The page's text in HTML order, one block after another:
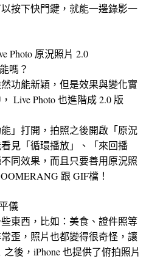
按下快門鍵，就能一邊錄影一
Photo 原況照片 2.0
嗎？
功能新穎，但是效果與變化實
Live Photo 也進階成 2.0 版
」打開，拍照之後開啟「原況
見「循環播放」、「來回播
同效果，而且只要善用原況照
跟 GIF檔！
儀
東西，比如：美食、證件照等
歪，照片也都變得很奇怪，讓
後，iPhone 也提供了俯拍照片